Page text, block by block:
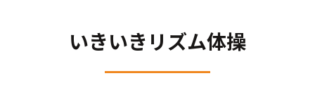
いきいきリズム体操